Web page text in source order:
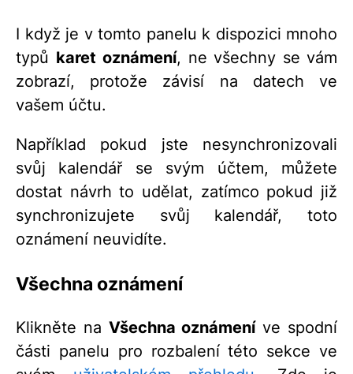
I když je v tomto panelu k dispozici mnoho
typů karet oznámení, ne všechny se vám
zobrazí, protože závisí na datech ve
vašem účtu.
Například pokud jste nesynchronizovali
svůj kalendář se svým účtem, můžete
dostat návrh to udělat, zatímco pokud již
synchronizujete svůj kalendář, toto
oznámení neuvidíte.
Všechna oznámení
Klikněte na Všechna oznámeníve spodní
části panelu pro rozbalení této sekce ve